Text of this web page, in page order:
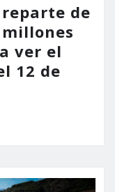
reparte de
ver el
12 de